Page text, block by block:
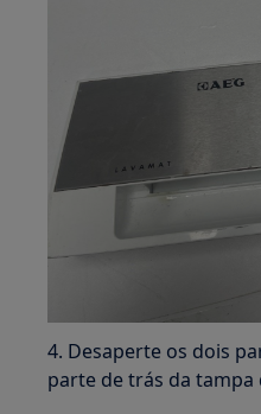
4. Desaperte os dois
parte de trás da tampa